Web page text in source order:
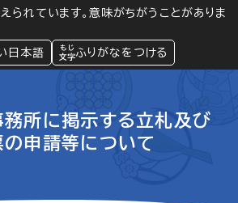
えられています。意味がちがうことがありま
日本語
ふりがなをつける
Language 閲覧支援
緊急情報
所に掲示する立札及び
申請等について